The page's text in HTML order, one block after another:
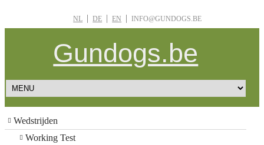
NL DE EN INFO@GUNDOGS.BE
Gundogs.be
Wedstrijden
Working Test